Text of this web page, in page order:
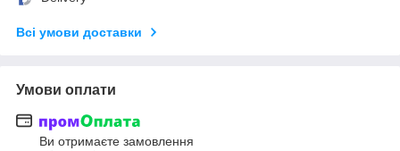
Всі умови доставки
Умови оплати
Ви отримаєте замовлення